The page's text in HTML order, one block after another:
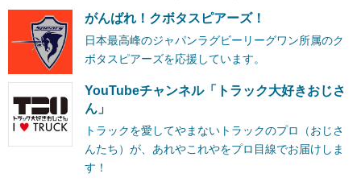
がんばれ！クボタスピアーズ！
日本最高峰のジャパンラグビーリーグワン所属のク
ボタスピアーズを応援しています。
YouTubeチャンネル「トラック大好きおじさ
ん」
トラックを愛してやまないトラックのプロ（おじさ
んたち）が、あれやこれやをプロ目線でお届けしま
す！